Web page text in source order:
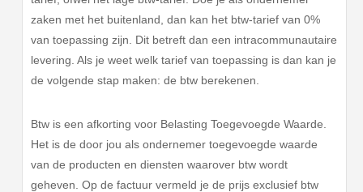
zaken met het buitenland, dan kan het btw-tarief van 0%
van toepassing zijn. Dit betreft dan een intracommunautaire
levering. Als je weet welk tarief van toepassing is dan kan je
de volgende stap maken: de btw berekenen.
Btw is een afkorting voor Belasting Toegevoegde Waarde.
Het is de door jou als ondernemer toegevoegde waarde
van de producten en diensten waarover btw wordt
geheven. Op de factuur vermeld je de prijs exclusief btw